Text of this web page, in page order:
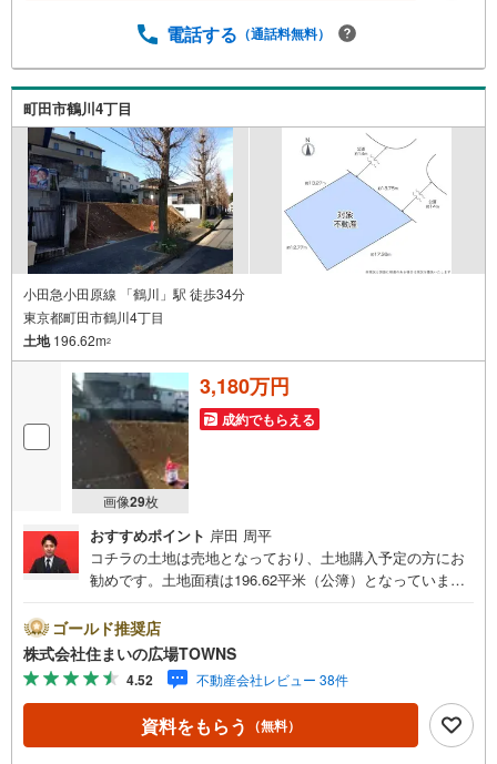
も承っております。○住宅ローンのご相談○ライフプランの
豊富なスタッフが親身になってお客様に合った物件をご紹
介させて頂きます！ /他社様掲載物件も併せてご紹介可能で
すのでお気軽にお問い合わせ下さい♪駐車場もございます
ので、お車でのお越しも大歓迎です！
電話する （通話料無料）
町田市鶴川4丁目
小田急小田原線 「鶴川」駅 徒歩34分
東京都町田市鶴川4丁目
土地196.62m2
画像29枚
3,180万円
成約でもらえる
おすすめポイント 岸田 周平
コチラの土地は売地となっており、土地購入予定の方にお
勧めです。土地面積は196.62平米（公簿）となっていま
で、将来の住まいも安心ですよ。住みやすい環境の整った
住宅用地なのでおすすめです。【年中無休/9:00～21:00】
人気物件は特にお問い合わせが集中するため、お早めにお
電話下さい。「室内・現地を見学する」ボタンよりご予約
頂くとご見学がスムーズです。■その他、各種ご相談も承っ
ております。○住宅ローンのご相談○ライフプランのシミュ
ゴールド推奨店
株式会社住まいの広場TOWNS
4.52 不動産会社レビュー 38件
資料をもらう （無料）